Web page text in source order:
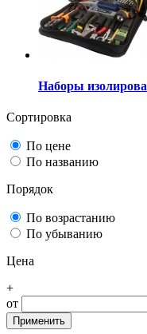
Наборы
Сортировка
По цене
По названию
Порядок
По возрастанию
По убыванию
Цена
+
от